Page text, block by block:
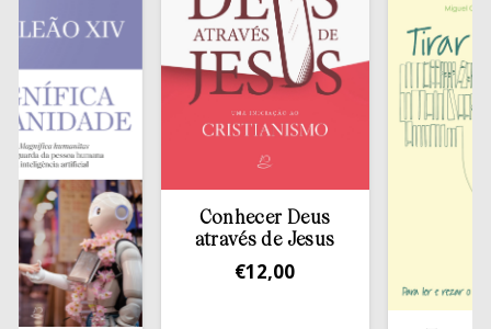
Conhecer Deus
através de Jesus
12,00